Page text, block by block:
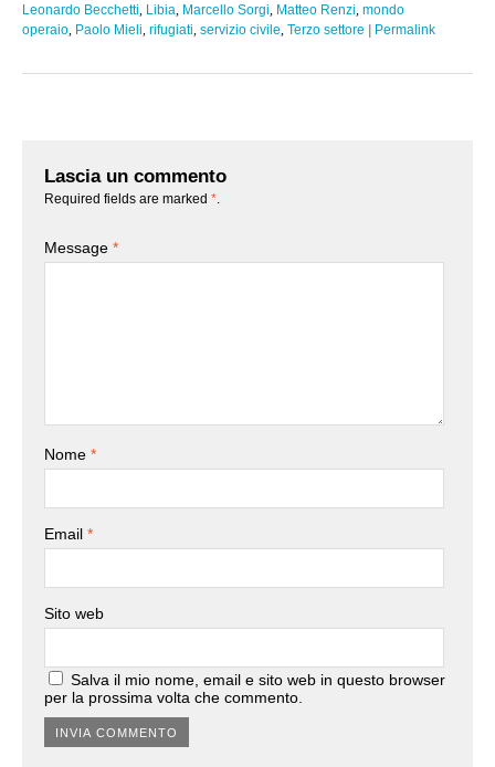
Leonardo Becchetti Libia Marcello Sorgi Matteo Renzi mondo
operaio Paolo Mieli rifugiati servizio civile Terzo settore | Permalink
Lascia un commento
Required fields are marked *
Message *
Nome *
Email *
Sito web
Salva il mio nome, email e sito web in questo browser
per la prossima volta che commento.